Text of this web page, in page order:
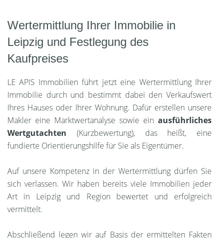
Wertermittlung Ihrer Immobilie in
Leipzig und Festlegung des
Kaufpreises
LE APIS Immobilien führt jetzt eine Wertermittlung Ihrer
Immobilie durch und bestimmt dabei den Verkaufswert
Ihres Hauses oder Ihrer Wohnung. Dafür erstellen unsere
Makler eine Marktwertanalyse sowie ein ausführliches
Wertgutachten (Kurzbewertung), das heißt, eine
fundierte Orientierungshilfe für Sie als Eigentümer.
Auf unsere Kompetenz in der Wertermittlung dürfen Sie
sich verlassen. Wir haben bereits viele Immobilien jeder
Art in Leipzig und Region bewertet und erfolgreich
vermittelt.
Abschließend legen wir auf Basis der ermittelten Fakten